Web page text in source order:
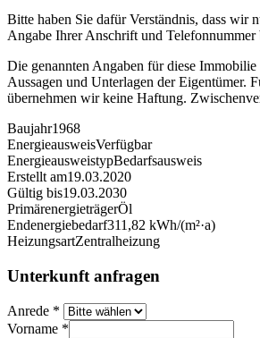
Bitte haben Sie dafür Verständnis, dass wir
Angabe Ihrer Anschrift und Telefonnummer
Die genannten Angaben für diese Immobilie
Aussagen und Unterlagen der Eigentümer.
übernehmen wir keine Haftung.
Baujahr1968
EnergieausweisVerfügbar
Energie­ausweistypBedarfsausweis
Erstellt am19.03.2020
Gültig bis19.03.2030
PrimärenergieträgerÖl
Endenergiebedarf311,82 kWh/(m²·a)
HeizungsartZentralheizung
Unterkunft anfragen
Anrede *
Vorname *